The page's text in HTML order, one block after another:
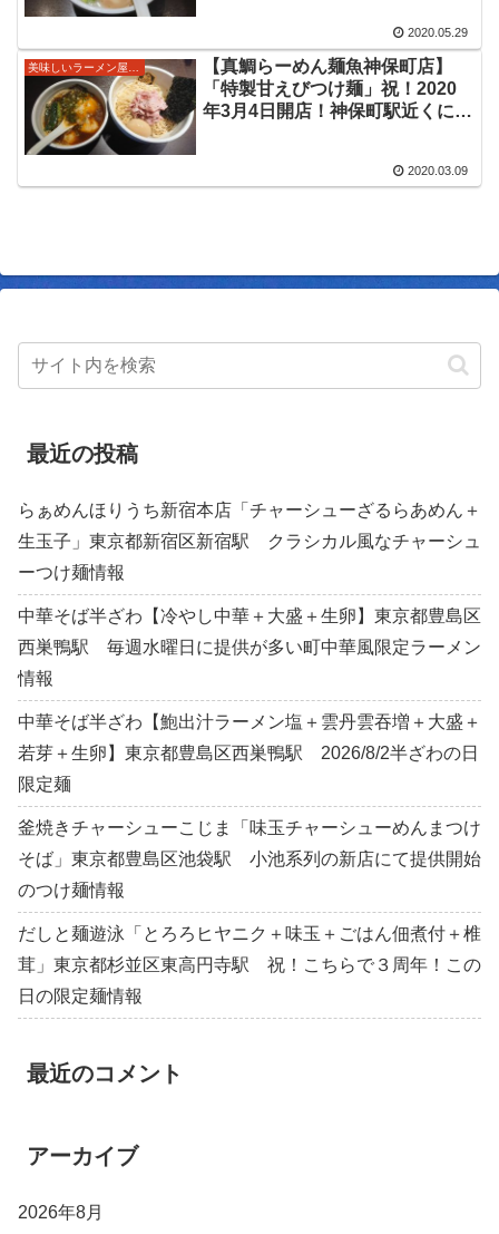
たっぷりで冷たくて美味しい真鯛
の冷やしラーメンをいただいてき
ました。
2020.05.29
【真鯛らーめん麺魚神保町店】
「特製甘えびつけ麺」祝！2020
年3月4日開店！神保町駅近くに錦
つ、甘えびの旨味がぎゅっと詰ま
2020.03.09
最近の投稿
らぁめんほりうち新宿本店「チャーシューざるらあめん＋
生玉子」東京都新宿区新宿駅 クラシカル風なチャーシュ
ーつけ麺情報
中華そば半ざわ【冷やし中華＋大盛＋生卵】東京都豊島区
西巣鴨駅 毎週水曜日に提供が多い町中華風限定ラーメン
情報
中華そば半ざわ【鮑出汁ラーメン塩＋雲丹雲吞増＋大盛＋
若芽＋生卵】東京都豊島区西巣鴨駅 2026/8/2半ざわの日
限定麺
釜焼きチャーシューこじま「味玉チャーシューめんまつけ
そば」東京都豊島区池袋駅 小池系列の新店にて提供開始
のつけ麺情報
だしと麺遊泳「とろろヒヤニク＋味玉＋ごはん佃煮付＋椎
茸」東京都杉並区東高円寺駅 祝！こちらで３周年！この
日の限定麺情報
最近のコメント
アーカイブ
2026年8月